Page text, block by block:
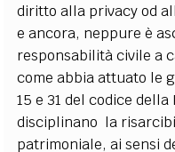
diritto alla privacy od
e ancora, neppure è
responsabilità civile a
come abbia attuato le
15 e 31 del codice
disciplinano la
patrimoniale, ai sensi